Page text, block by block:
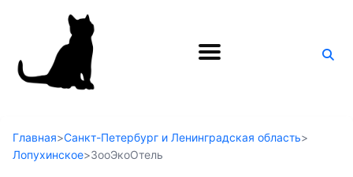
Поиск
Главная>Санкт-Петербург и Ленинградская область>
Лопухинское>ЗооЭкоОтель